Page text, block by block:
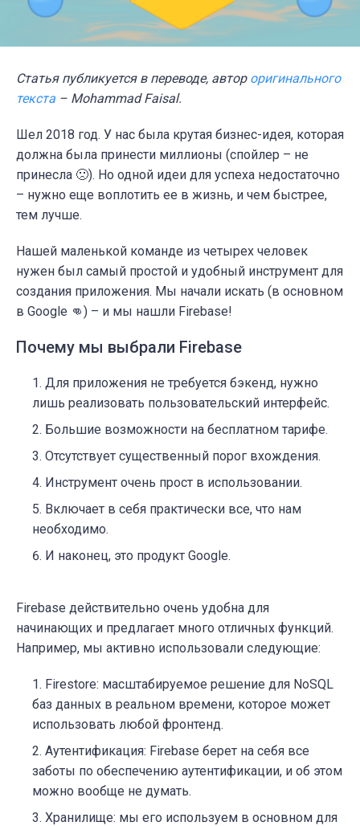
Статья публикуется в переводе, автор оригинального
текста – Mohammad Faisal.
Шел 2018 год. У нас была крутая бизнес-идея, которая
должна была принести миллионы (спойлер – не
принесла 🙁). Но одной идеи для успеха недостаточно
– нужно еще воплотить ее в жизнь, и чем быстрее,
тем лучше.
Нашей маленькой команде из четырех человек
нужен был самый простой и удобный инструмент для
создания приложения. Мы начали искать (в основном
в Google 👊) – и мы нашли Firebase!
Почему мы выбрали Firebase
Для приложения не требуется бэкенд, нужно
лишь реализовать пользовательский интерфейс.
Большие возможности на бесплатном тарифе.
Отсутствует существенный порог вхождения.
Инструмент очень прост в использовании.
Включает в себя практически все, что нам
необходимо.
И наконец, это продукт Google.
Firebase действительно очень удобна для
начинающих и предлагает много отличных функций.
Например, мы активно использовали следующие:
Firestore: масштабируемое решение для NoSQL
баз данных в реальном времени, которое может
использовать любой фронтенд.
Аутентификация: Firebase берет на себя все
заботы по обеспечению аутентификации, и об этом
можно вообще не думать.
Хранилище: мы его используем в основном для